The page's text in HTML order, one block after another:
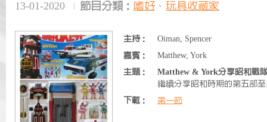
13-01-2020 節目分類： 嗜好 、 玩具收藏家
主持：
Oiman, Spencer
嘉賓：
Matthew, York
主題：
Matthew & York分享昭和戰
繼續分享昭和時期的第五部
下載：
第一節